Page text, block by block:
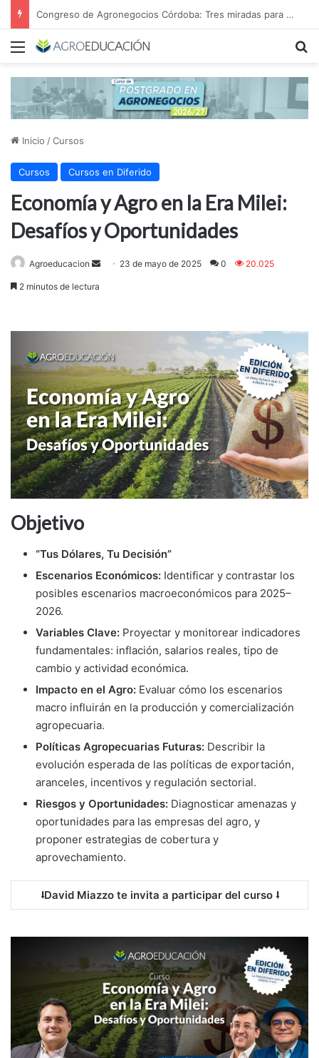
Congreso de Agronegocios Córdoba: Tres miradas para interpretar el escenario y tomar mejores decisiones
Menú
Inicio /Cursos
Cursos Cursos en Diferido
Economía y Agro en la Era Milei:
Desafíos y Oportunidades
Agroeducacion
Send 23 de mayo de 2025 0 20.025
2 minutos de lectura
Objetivo
“Tus Dólares, Tu Decisión”
Escenarios Económicos: Identificar y contrastar los
posibles escenarios macroeconómicos para 2025–
2026.
Variables Clave: Proyectar y monitorear indicadores
fundamentales: inflación, salarios reales, tipo de
cambio y actividad económica.
Impacto en el Agro: Evaluar cómo los escenarios
macro influirán en la producción y comercialización
agropecuaria.
Políticas Agropecuarias Futuras: Describir la
evolución esperada de las políticas de exportación,
aranceles, incentivos y regulación sectorial.
Riesgos y Oportunidades: Diagnosticar amenazas y
oportunidades para las empresas del agro, y
proponer estrategias de cobertura y
aprovechamiento.
⭣David Miazzo te invita a participar del curso ⭣